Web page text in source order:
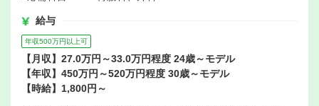
給与
年収500万円以上可
【月収】27.0万円～33.0万円程度 24歳～モデル
【年収】450万円～520万円程度 30歳～モデル
【時給】1,800円～